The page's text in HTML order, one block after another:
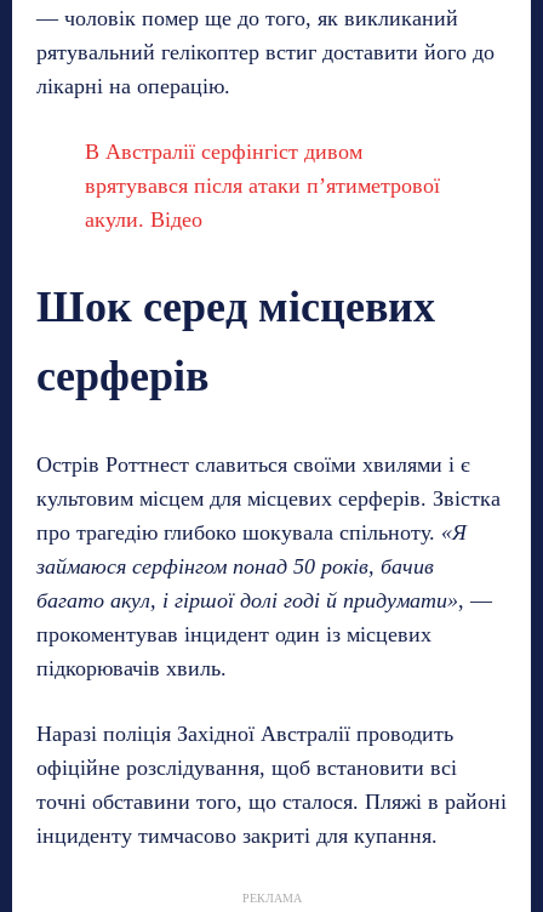
— чоловік помер ще до того, як викликаний
рятувальний гелікоптер встиг доставити його до
лікарні на операцію.
В Австралії серфінгіст дивом
врятувався після атаки п’ятиметрової
акули. Відео
Шок серед місцевих
серферів
Острів Роттнест славиться своїми хвилями і є
культовим місцем для місцевих серферів. Звістка
про трагедію глибоко шокувала спільноту. «Я
займаюся серфінгом понад 50 років, бачив
багато акул, і гіршої долі годі й придумати», —
прокоментував інцидент один із місцевих
підкорювачів хвиль.
Наразі поліція Західної Австралії проводить
офіційне розслідування, щоб встановити всі
точні обставини того, що сталося. Пляжі в районі
інциденту тимчасово закриті для купання.
РЕКЛАМА